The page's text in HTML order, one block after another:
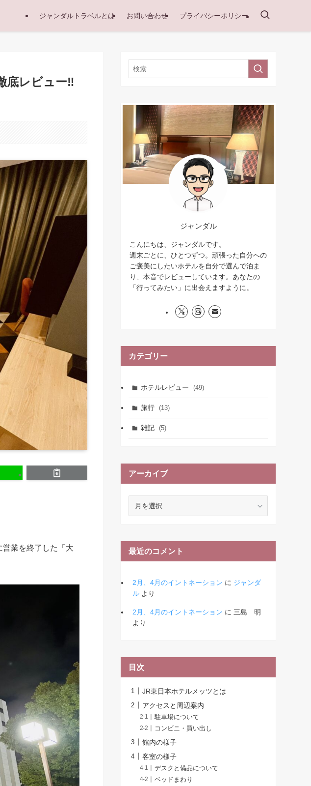
ジャンダルトラベルとは お問い合わせ プライバシーポリシー
底レビュー‼︎
業を終了した「大
ジャンダル
こんにちは、ジャンダルです。
週末ごとに、ひとつずつ。頑張った自分への
ご褒美にしたいホテルを自分で選んで泊ま
り、本音でレビューしています。あなたの
「行ってみたい」に出会えますように。
カテゴリー
ホテルレビュー (49)
旅行 (13)
雑記 (5)
アーカイブ
ブ
最近のコメント
2月、4月のイントネーション に ジャンダ
ル より
2月、4月のイントネーション に 三島 明
より
目次
JR東日本ホテルメッツとは
アクセスと周辺案内
駐車場について
コンビニ・買い出し
館内の様子
客室の様子
デスクと備品について
ベッドまわり